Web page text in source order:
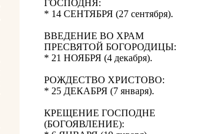
ГОСПОДНЯ:
* 14 СЕНТЯБРЯ (27 сентября).
ВВЕДЕНИЕ ВО ХРАМ
ПРЕСВЯТОЙ БОГОРОДИЦЫ:
* 21 НОЯБРЯ (4 декабря).
РОЖДЕСТВО ХРИСТОВО:
* 25 ДЕКАБРЯ (7 января).
КРЕЩЕНИЕ ГОСПОДНЕ
(БОГОЯВЛЕНИЕ):